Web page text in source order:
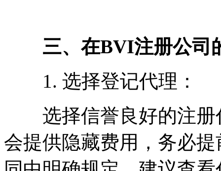
三、在BVI注册公司
1. 选择登记代理：
选择信誉良好的注册
会提供隐藏费用，务必